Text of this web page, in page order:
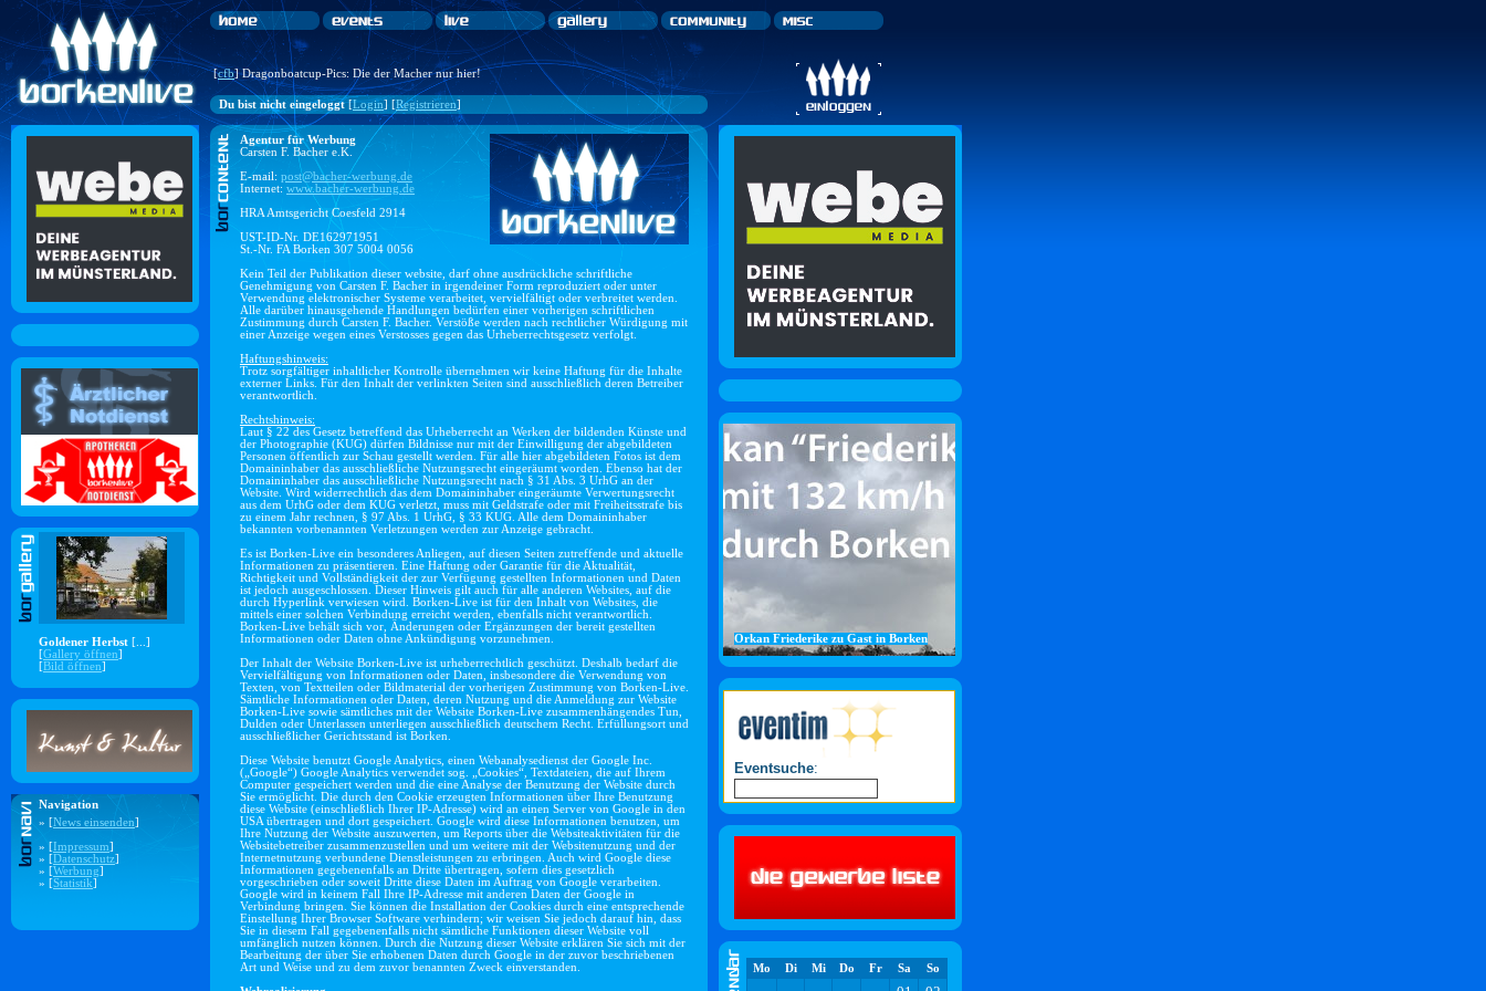
[cfb] Dragonboatcup-Pics: Die der Macher nur hier!
Du bist nicht eingeloggt[Login] [Registrieren]
Goldener Herbst [...]
[Gallery öffnen]
[Bild öffnen]
Navigation
» [News einsenden]
» [Impressum]
» [Datenschutz]
» [Werbung]
» [Statistik]
Agentur für Werbung
Carsten F. Bacher e.K.
E-mail: post@bacher-werbung.de
Internet: www.bacher-werbung.de
HRA Amtsgericht Coesfeld 2914
UST-ID-Nr. DE162971951
St.-Nr. FA Borken 307 5004 0056
Kein Teil der Publikation dieser website, darf ohne ausdrückliche schriftliche
Genehmigung von Carsten F. Bacher in irgendeiner Form reproduziert oder unter
Verwendung elektronischer Systeme verarbeitet, vervielfältigt oder verbreitet werden.
Alle darüber hinausgehende Handlungen bedürfen einer vorherigen schriftlichen
Zustimmung durch Carsten F. Bacher. Verstöße werden nach rechtlicher Würdigung mit
einer Anzeige wegen eines Verstosses gegen das Urheberrechtsgesetz verfolgt.
Haftungshinweis:
Trotz sorgfältiger inhaltlicher Kontrolle übernehmen wir keine Haftung für die Inhalte
externer Links. Für den Inhalt der verlinkten Seiten sind ausschließlich deren Betreiber
verantwortlich.
Rechtshinweis:
Laut § 22 des Gesetz betreffend das Urheberrecht an Werken der bildenden Künste und
der Photographie (KUG) dürfen Bildnisse nur mit der Einwilligung der abgebildeten
Personen öffentlich zur Schau gestellt werden. Für alle hier abgebildeten Fotos ist dem
Domaininhaber das ausschließliche Nutzungsrecht eingeräumt worden. Ebenso hat der
Domaininhaber das ausschließliche Nutzungsrecht nach § 31 Abs. 3 UrhG an der
Website. Wird widerrechtlich das dem Domaininhaber eingeräumte Verwertungsrecht
aus dem UrhG oder dem KUG verletzt, muss mit Geldstrafe oder mit Freiheitsstrafe bis
zu einem Jahr rechnen, § 97 Abs. 1 UrhG, § 33 KUG. Alle dem Domaininhaber
bekannten vorbenannten Verletzungen werden zur Anzeige gebracht.
Es ist Borken-Live ein besonderes Anliegen, auf diesen Seiten zutreffende und aktuelle
Informationen zu präsentieren. Eine Haftung oder Garantie für die Aktualität,
Richtigkeit und Vollständigkeit der zur Verfügung gestellten Informationen und Daten
ist jedoch ausgeschlossen. Dieser Hinweis gilt auch für alle anderen Websites, auf die
durch Hyperlink verwiesen wird. Borken-Live ist für den Inhalt von Websites, die
mittels einer solchen Verbindung erreicht werden, ebenfalls nicht verantwortlich.
Borken-Live behält sich vor, Änderungen oder Ergänzungen der bereit gestellten
Informationen oder Daten ohne Ankündigung vorzunehmen.
Der Inhalt der Website Borken-Live ist urheberrechtlich geschützt. Deshalb bedarf die
Vervielfältigung von Informationen oder Daten, insbesondere die Verwendung von
Texten, von Textteilen oder Bildmaterial der vorherigen Zustimmung von Borken-Live.
Sämtliche Informationen oder Daten, deren Nutzung und die Anmeldung zur Website
Borken-Live sowie sämtliches mit der Website Borken-Live zusammenhängendes Tun,
Dulden oder Unterlassen unterliegen ausschließlich deutschem Recht. Erfüllungsort und
ausschließlicher Gerichtsstand ist Borken.
Diese Website benutzt Google Analytics, einen Webanalysedienst der Google Inc.
(„Google“) Google Analytics verwendet sog. „Cookies“, Textdateien, die auf Ihrem
Computer gespeichert werden und die eine Analyse der Benutzung der Website durch
Sie ermöglicht. Die durch den Cookie erzeugten Informationen über Ihre Benutzung
diese Website (einschließlich Ihrer IP-Adresse) wird an einen Server von Google in den
USA übertragen und dort gespeichert. Google wird diese Informationen benutzen, um
Ihre Nutzung der Website auszuwerten, um Reports über die Websiteaktivitäten für die
Websitebetreiber zusammenzustellen und um weitere mit der Websitenutzung und der
Internetnutzung verbundene Dienstleistungen zu erbringen. Auch wird Google diese
Informationen gegebenenfalls an Dritte übertragen, sofern dies gesetzlich
vorgeschrieben oder soweit Dritte diese Daten im Auftrag von Google verarbeiten.
Google wird in keinem Fall Ihre IP-Adresse mit anderen Daten der Google in
Verbindung bringen. Sie können die Installation der Cookies durch eine entsprechende
Einstellung Ihrer Browser Software verhindern; wir weisen Sie jedoch darauf hin, dass
Sie in diesem Fall gegebenenfalls nicht sämtliche Funktionen dieser Website voll
umfänglich nutzen können. Durch die Nutzung dieser Website erklären Sie sich mit der
Bearbeitung der über Sie erhobenen Daten durch Google in der zuvor beschriebenen
Art und Weise und zu dem zuvor benannten Zweck einverstanden.
Orkan Friederike zu Gast in Borken
Eventsuche:
Mo Di Mi Do Fr Sa So